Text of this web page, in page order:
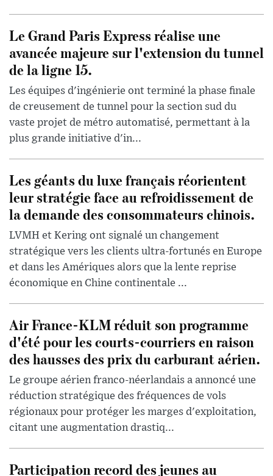
Le Grand Paris Express réalise une
avancée majeure sur l'extension du tunnel
de la ligne 15.
Les équipes d'ingénierie ont terminé la phase finale
de creusement de tunnel pour la section sud du
vaste projet de métro automatisé, permettant à la
plus grande initiative d'in...
Les géants du luxe français réorientent
leur stratégie face au refroidissement de
la demande des consommateurs chinois.
LVMH et Kering ont signalé un changement
stratégique vers les clients ultra-fortunés en Europe
et dans les Amériques alors que la lente reprise
économique en Chine continentale ...
Air France-KLM réduit son programme
d'été pour les courts-courriers en raison
des hausses des prix du carburant aérien.
Le groupe aérien franco-néerlandais a annoncé une
réduction stratégique des fréquences de vols
régionaux pour protéger les marges d'exploitation,
citant une augmentation drastiq...
Participation record des jeunes au